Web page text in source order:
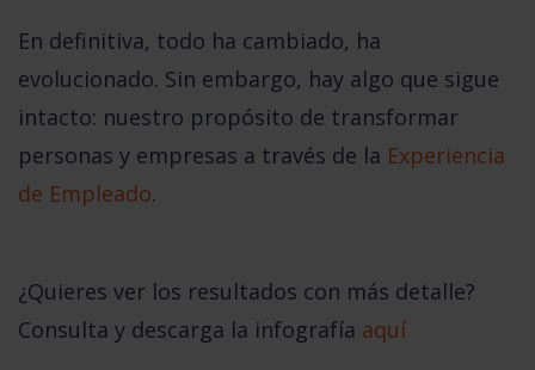
En definitiva, todo ha cambiado, ha
evolucionado. Sin embargo, hay algo que sigue
intacto: nuestro propósito de transformar
personas y empresas a través de la Experiencia
de Empleado.
¿Quieres ver los resultados con más detalle?
Consulta y descarga la infografía aquí